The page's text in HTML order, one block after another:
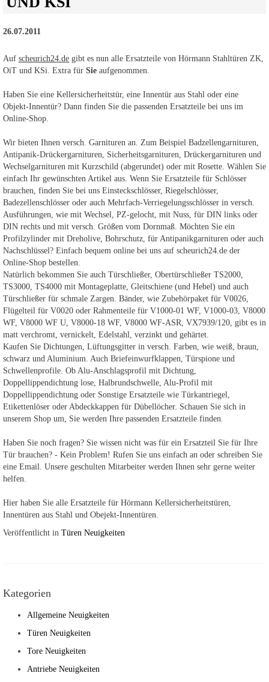
26.07.2011
Auf scheurich24.de gibt es nun alle Ersatzteile von Hörmann Stahltüren ZK,
OiT und KSi. Extra für Sie aufgenommen.
Haben Sie eine Kellersicherheitstür, eine Innentür aus Stahl oder eine
Objekt-Innentür? Dann finden Sie die passenden Ersatzteile bei uns im
Online-Shop.
Wir bieten Ihnen versch. Garnituren an. Zum Beispiel Badzellengarnituren,
Antipanik-Drückergarnituren, Sicherheitsgarnituren, Drückergarnituren und
Wechselgarnituren mit Kurzschild (abgerundet) oder mit Rosette. Wählen Sie
einfach Ihr gewünschten Artikel aus. Wenn Sie Ersatzteile für Schlösser
brauchen, finden Sie bei uns Einsteckschlösser, Riegelschlösser,
Badezellenschlösser oder auch Mehrfach-Verriegelungsschlösser in versch.
Ausführungen, wie mit Wechsel, PZ-gelocht, mit Nuss, für DIN links oder
DIN rechts und mit versch. Größen vom Dornmaß. Möchten Sie ein
Profilzylinder mit Dreholive, Bohrschutz, für Antipanikgarnituren oder auch
Nachschlüssel? Einfach bequem online bei uns auf scheurich24.de der
Online-Shop bestellen.
Natürlich bekommen Sie auch Türschließer, Obertürschließer TS2000,
TS3000, TS4000 mit Montageplatte, Gleitschiene (und Hebel) und auch
Türschließer für schmale Zargen. Bänder, wie Zubehörpaket für V0026,
Flügelteil für V0020 oder Rahmenteile für V1000-01 WF, V1000-03, V8000
WF, V8000 WF U, V8000-18 WF, V8000 WF-ASR, VX7939/120, gibt es in
matt verchromt, vernickelt, Edelstahl, verzinkt und gehärtet.
Kaufen Sie Dichtungen, Lüftungsgitter in versch. Farben, wie weiß, braun,
schwarz und Aluminium. Auch Briefeinwurfklappen, Türspione und
Schwellenprofile. Ob Alu-Anschlagsprofil mit Dichtung,
Doppellippendichtung lose, Halbrundschwelle, Alu-Profil mit
Doppellippendichtung oder Sonstige Ersatzteile wie Türkantriegel,
Etikettenlöser oder Abdeckkappen für Dübellöcher. Schauen Sie sich in
unserem Shop um, Sie werden Ihre passenden Ersatzteile finden.
Haben Sie noch fragen? Sie wissen nicht was für ein Ersatzteil Sie für Ihre
Tür brauchen? - Kein Problem! Rufen Sie uns einfach an oder schreiben Sie
eine Email. Unsere geschulten Mitarbeiter werden Ihnen sehr gerne weiter
helfen.
Hier haben Sie alle Ersatzteile für Hörmann Kellersicherheitstüren,
Innentüren aus Stahl und Obejekt-Innentüren.
Veröffentlicht in Türen Neuigkeiten
Kategorien
Allgemeine Neuigkeiten
Türen Neuigkeiten
Tore Neuigkeiten
Antriebe Neuigkeiten